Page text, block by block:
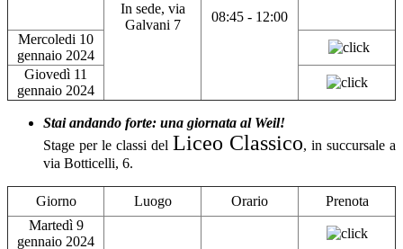
In sede, via
Galvani 7
08:45 - 12:00
Mercoledi 10
gennaio 2024
Giovedì 11
gennaio 2024
Stai andando forte: una giornata al Weil!
Stage per le classi del Liceo Classico, in succursale a
via Botticelli, 6.
Giorno Luogo Orario
Prenota
Martedì 9
gennaio 2024